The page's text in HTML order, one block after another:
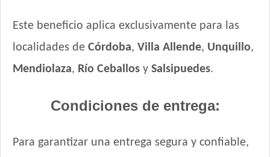
Este beneficio aplica exclusivamente para las
localidades de Córdoba, Villa Allende, Unquillo,
Mendiolaza, Río Ceballos y Salsipuedes.
Condiciones de entrega:
Para garantizar una entrega segura y confiable,